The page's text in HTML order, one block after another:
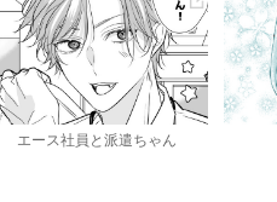
エース社員と派遣ちゃん